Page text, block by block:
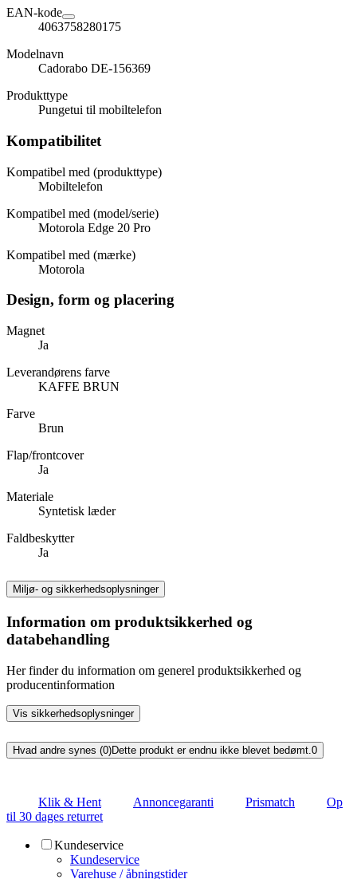
EAN-kode
4063758280175
Modelnavn
Cadorabo DE-156369
Produkttype
Pungetui til mobiltelefon
Kompatibilitet
Kompatibel med (produkttype)
Mobiltelefon
Kompatibel med (model/serie)
Motorola Edge 20 Pro
Kompatibel med (mærke)
Motorola
Design, form og placering
Magnet
Ja
Leverandørens farve
KAFFE BRUN
Farve
Brun
Flap/frontcover
Ja
Materiale
Syntetisk læder
Faldbeskytter
Ja
Miljø- og sikkerhedsoplysninger
Information om produktsikkerhed og
databehandling
Her finder du information om generel produktsikkerhed og
producentinformation
Vis sikkerhedsoplysninger
Hvad andre synes (0)Dette produkt er endnu ikke blevet bedømt.0
Klik & Hent Annoncegaranti Prismatch
Op
til 30 dages returret
Kundeservice
Kundeservice
Varehuse / åbningstider